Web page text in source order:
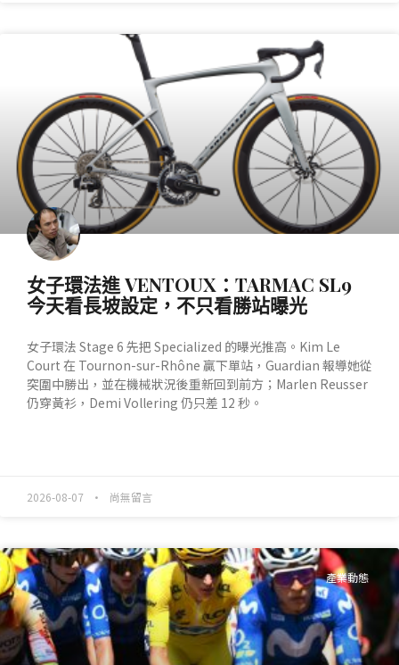
女子環法進 VENTOUX：TARMAC SL9
今天看長坡設定，不只看勝站曝光
女子環法 Stage 6 先把 Specialized 的曝光推高。Kim Le
Court 在 Tournon-sur-Rhône 贏下單站，Guardian 報導她從
突圍中勝出，並在機械狀況後重新回到前方；Marlen Reusser
仍穿黃衫，Demi Vollering 仍只差 12 秒。
2026-08-07 尚無留言
產業動態